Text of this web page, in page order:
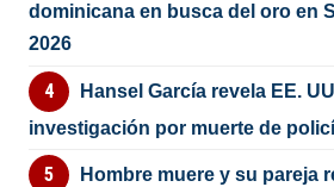
dominicana en busca del oro en
2026
Hansel García revela EE.
investigación por muerte de
Hombre muere y su pareja